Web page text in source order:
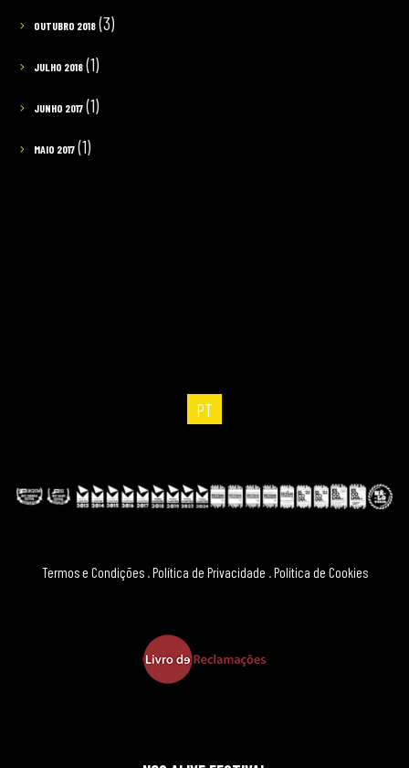
OUTUBRO 2018(3)
JULHO 2018(1)
JUNHO 2017(1)
MAIO 2017(1)
PT
Termos e Condições Política de Privacidade Política de Cookies